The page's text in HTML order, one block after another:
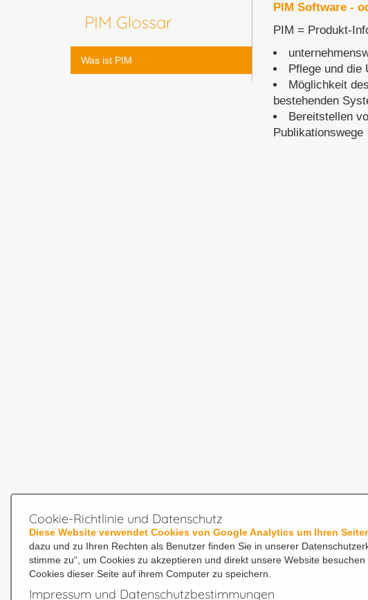
PIM Glossar
Was ist PIM
PIM Software -
PIM = Produkt-
Pflege und die
Möglichkeit
bestehenden
Bereitstellen
Publikationswege
Cookie-Richtlinie und Datenschutz
Diese Website verwendet Cookies von Google Analytics um Ihren
dazu und zu Ihren Rechten als Benutzer finden Sie in unserer
stimme zu“, um Cookies zu akzeptieren und direkt unsere Website
Cookies dieser Seite auf ihrem Computer zu speichern.
Impressum und Datenschutzbestimmungen